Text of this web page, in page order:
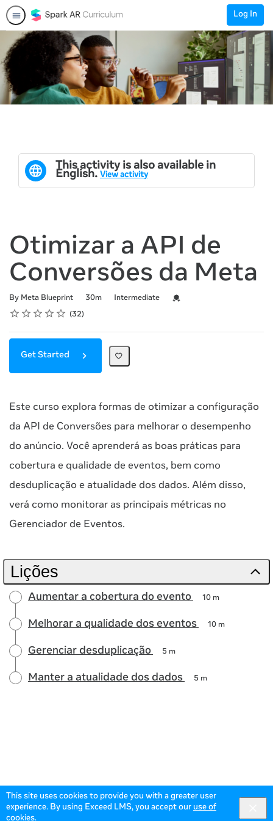
This site uses cookies to provide you with a greater user
experience. By using Exceed LMS, you accept our use of
cookies.
Log In
This activity is also available in
English. View activity
Otimizar a API de
Conversões da Meta
By Meta Blueprint
Duration 30m
Difficulty Intermediate
Credential For Completion
Rating
1 star
2 stars
3 stars
4 stars
5 stars
Average rating: 4.8 32
32 reviews
Get Started
Este curso explora formas de otimizar a configuração
da API de Conversões para melhorar o desempenho
do anúncio. Você aprenderá as boas práticas para
cobertura e qualidade de eventos, bem como
desduplicação e atualidade dos dados. Além disso,
verá como monitorar as principais métricas no
Gerenciador de Eventos.
Lições
Aumentar a cobertura do evento 10 m
Melhorar a qualidade dos eventos 10 m
Gerenciar desduplicação 5 m
Manter a atualidade dos dados 5 m